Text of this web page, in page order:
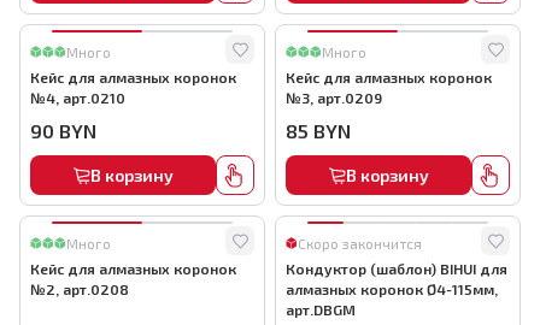
Много
Кейс для алмазных коронок
№4, арт.0210
90 BYN
В корзину
Много
Кейс для алмазных коронок
№3, арт.0209
85 BYN
В корзину
Много
Кейс для алмазных коронок
№2, арт.0208
Скоро закончится
Кондуктор (шаблон) BIHUI для
алмазных коронок Ø4-115мм,
арт.DBGM